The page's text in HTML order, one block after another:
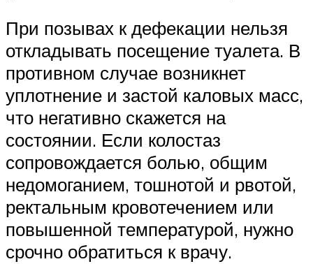
При позывах к дефекации нельзя
откладывать посещение туалета. В
противном случае возникнет
уплотнение и застой каловых масс,
что негативно скажется на
состоянии. Если колостаз
сопровождается болью, общим
недомоганием, тошнотой и рвотой,
ректальным кровотечением или
повышенной температурой, нужно
срочно обратиться к врачу.